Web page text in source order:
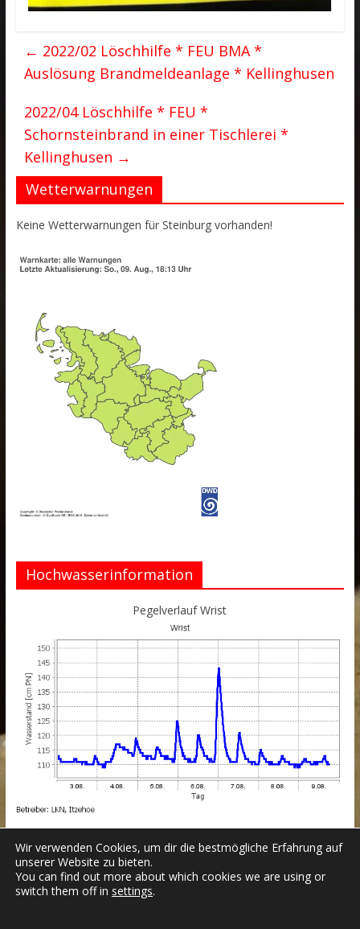
← 2022/02 Löschhilfe * FEU BMA *
Auslösung Brandmeldeanlage * Kellinghusen
2022/04 Löschhilfe * FEU *
Schornsteinbrand in einer Tischlerei *
Kellinghusen →
Wetterwarnungen
Keine Wetterwarnungen für Steinburg vorhanden!
Hochwasserinformation
Pegelverlauf Wrist
Datenschutzerklärung
Wir verwenden Cookies, um dir die bestmögliche Erfahrung auf
unserer Website zu bieten.
You can find out more about which cookies we are using or
switch them off in settings.